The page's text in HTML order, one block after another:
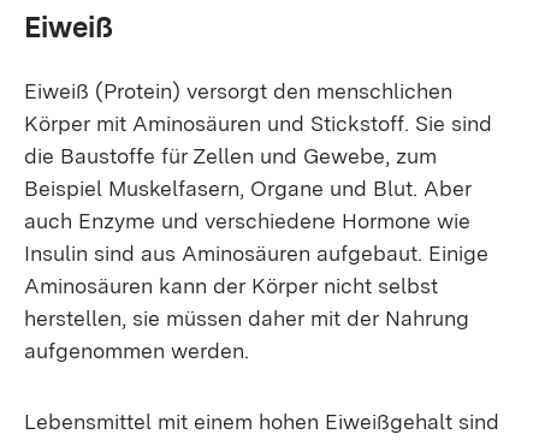
Eiweiß
Eiweiß (Protein) versorgt den menschlichen
Körper mit Aminosäuren und Stickstoff. Sie sind
die Baustoffe für Zellen und Gewebe, zum
Beispiel Muskelfasern, Organe und Blut. Aber
auch Enzyme und verschiedene Hormone wie
Insulin sind aus Aminosäuren aufgebaut. Einige
Aminosäuren kann der Körper nicht selbst
herstellen, sie müssen daher mit der Nahrung
aufgenommen werden.
Lebensmittel mit einem hohen Eiweißgehalt sind